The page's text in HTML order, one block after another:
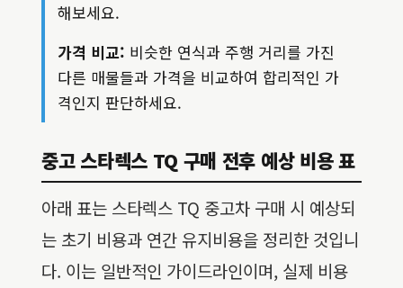
해보세요.
가격 비교: 비슷한 연식과 주행 거리를 가진
다른 매물들과 가격을 비교하여 합리적인 가
격인지 판단하세요.
중고 스타렉스 TQ 구매 전후 예상 비용 표
아래 표는 스타렉스 TQ 중고차 구매 시 예상되
는 초기 비용과 연간 유지비용을 정리한 것입니
다. 이는 일반적인 가이드라인이며, 실제 비용